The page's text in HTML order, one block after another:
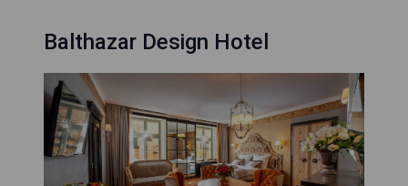
Balthazar Design Hotel